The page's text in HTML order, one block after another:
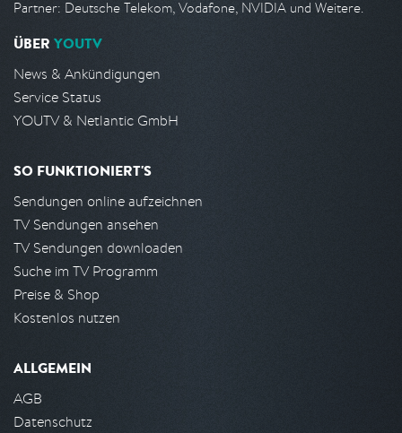
Partner: Deutsche Telekom, Vodafone, NVIDIA und Weitere.
ÜBER YOUTV
News & Ankündigungen
Service Status
YOUTV & Netlantic GmbH
SO FUNKTIONIERT'S
Sendungen online aufzeichnen
TV Sendungen ansehen
TV Sendungen downloaden
Suche im TV Programm
Preise & Shop
Kostenlos nutzen
ALLGEMEIN
AGB
Datenschutz